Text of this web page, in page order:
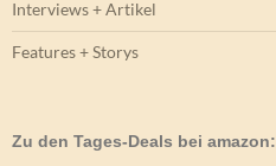
Interviews + Artikel
Features + Storys
Zu den Tages-Deals bei amazon: